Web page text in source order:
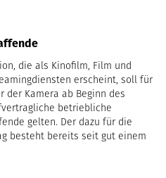
die als Kinofilm, Film und
erscheint, soll für
Kamera ab Beginn des
betriebliche
gelten. Der dazu für die
besteht bereits seit gut einem